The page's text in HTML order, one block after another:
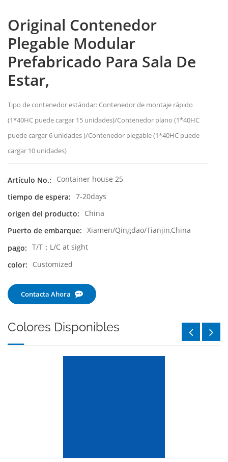
Original Contenedor
Plegable Modular
Prefabricado Para Sala De
Estar,
Tipo de contenedor estándar: Contenedor de montaje rápido
(1*40HC puede cargar 15 unidades)/Contenedor plano (1*40HC
puede cargar 6 unidades )/Contenedor plegable (1*40HC puede
cargar 10 unidades)
Artículo No.:
Container house 25
tiempo de espera: 7-20days
origen del producto:
China
Puerto de embarque: Xiamen/Qingdao/Tianjin,China
pago: T/T；L/C at sight
color:
Customized
Contacta Ahora
Colores Disponibles